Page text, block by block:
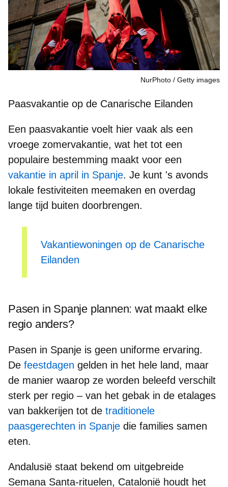
NurPhoto Getty images
Paasvakantie op de Canarische Eilanden
Een paasvakantie voelt hier vaak als een
vroege zomervakantie, wat het tot een
populaire bestemming maakt voor een
vakantie in april in Spanje. Je kunt 's avonds
lokale festiviteiten meemaken en overdag
lange tijd buiten doorbrengen.
Vakantiewoningen op de Canarische
Eilanden
Pasen in Spanje plannen: wat maakt elke
regio anders?
Pasen in Spanje is geen uniforme ervaring.
De feestdagen gelden in het hele land, maar
de manier waarop ze worden beleefd verschilt
sterk per regio – van het gebak in de etalages
van bakkerijen tot de traditionele
paasgerechten in Spanje die families samen
eten.
Andalusië staat bekend om uitgebreide
Semana Santa-rituelen, Catalonië houdt het